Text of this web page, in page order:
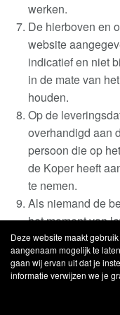
werken.
De hierboven en
website
indicatief en niet
in de mate van
houden.
Op de
overhandigd aan
persoon die op
de Koper heeft
te nemen.
Als niemand de
het moment van
pakket zelf af te
bestelling niet of
Deze website maakt
aangenaam mogelijk te
gaan wij ervan uit dat je
informatie verwijzen we je